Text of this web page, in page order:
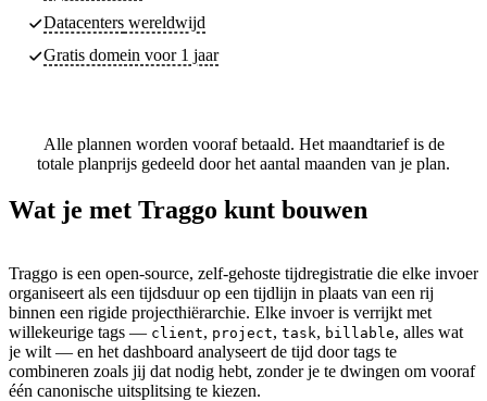
Datacenters wereldwijd
Gratis domein voor 1 jaar
Alle plannen worden vooraf betaald. Het maandtarief is de
totale planprijs gedeeld door het aantal maanden van je plan.
Wat je met Traggo kunt bouwen
Traggo is een open-source, zelf-gehoste tijdregistratie die elke invoer
organiseert als een tijdsduur op een tijdlijn in plaats van een rij
binnen een rigide projecthiërarchie. Elke invoer is verrijkt met
willekeurige tags — client, project, task, billable, alles wat
je wilt — en het dashboard analyseert de tijd door tags te
combineren zoals jij dat nodig hebt, zonder je te dwingen om vooraf
één canonische uitsplitsing te kiezen.